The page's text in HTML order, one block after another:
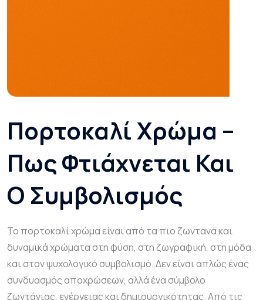
Πορτοκαλί Χρώμα –
Πως Φτιάχνεται Και
Ο Συμβολισμός
Το πορτοκαλί χρώμα είναι από τα πιο ζωντανά και
δυναμικά χρώματα στη φύση, στη ζωγραφική, στη μόδα
και στον ψυχολογικό συμβολισμό. Δεν είναι απλώς ένας
συνδυασμός αποχρώσεων, αλλά ένα σύμβολο
ζωντάνιας, ενέργειας και δημιουργικότητας. Από τις